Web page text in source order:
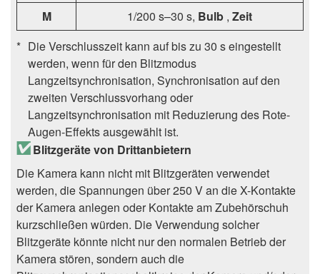
M
1/200 s–30 s, Bulb , Zeit
Die Verschlusszeit kann auf bis zu 30 s eingestellt
werden, wenn für den Blitzmodus
Langzeitsynchronisation, Synchronisation auf den
zweiten Verschlussvorhang oder
Langzeitsynchronisation mit Reduzierung des Rote-
Augen-Effekts ausgewählt ist.
Blitzgeräte von Drittanbietern
Die Kamera kann nicht mit Blitzgeräten verwendet
werden, die Spannungen über 250 V an die X-Kontakte
der Kamera anlegen oder Kontakte am Zubehörschuh
kurzschließen würden. Die Verwendung solcher
Blitzgeräte könnte nicht nur den normalen Betrieb der
Kamera stören, sondern auch die